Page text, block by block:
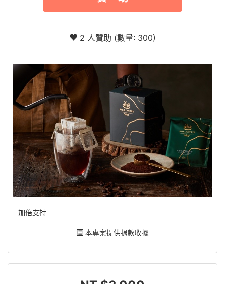
2 人贊助 (數量: 300)
加倍支持
本專案提供捐款收據